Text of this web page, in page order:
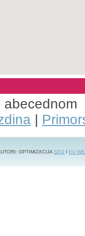
|
OPTIMIZACIJASEO I EU